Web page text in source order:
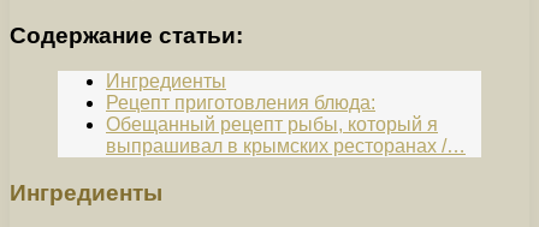
Содержание статьи:
Ингредиенты
Рецепт приготовления блюда:
Обещанный рецепт рыбы, который я
выпрашивал в крымских ресторанах /…
Ингредиенты